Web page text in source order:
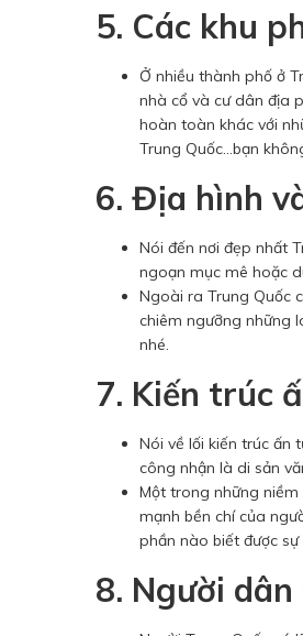
5. Các khu
Ở nhiều thành phố ở
nhà cổ và cư dân địa
hoàn toàn khác với
Trung Quốc...bạn
6. Địa hình
Nói đến nơi đẹp nhất
ngoạn mục mê hoặc
Ngoài ra Trung Quốc
chiêm ngưỡng những
nhé.
7. Kiến trúc
Nói về lối kiến trúc ấn
công nhận là di sản
Một trong những
mạnh bền chí của
phần nào biết được
8. Người